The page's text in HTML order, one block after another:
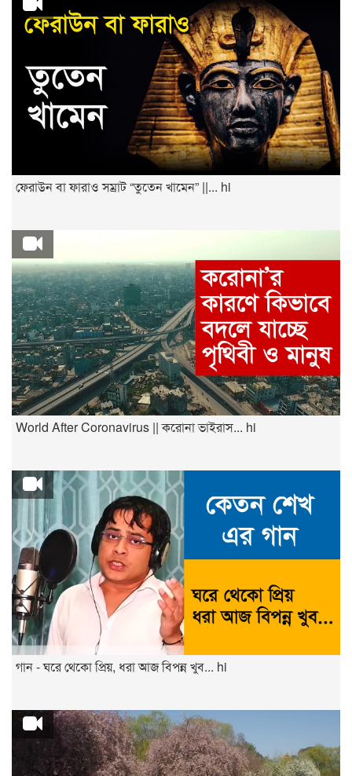
ফেরাউন বা ফারাও সম্রাট “তুতেন খামেন” ||... hi
World After Coronavirus || করোনা ভাইরাস... hi
গান - ঘরে থেকো প্রিয়, ধরা আজ বিপন্ন খুব... hi